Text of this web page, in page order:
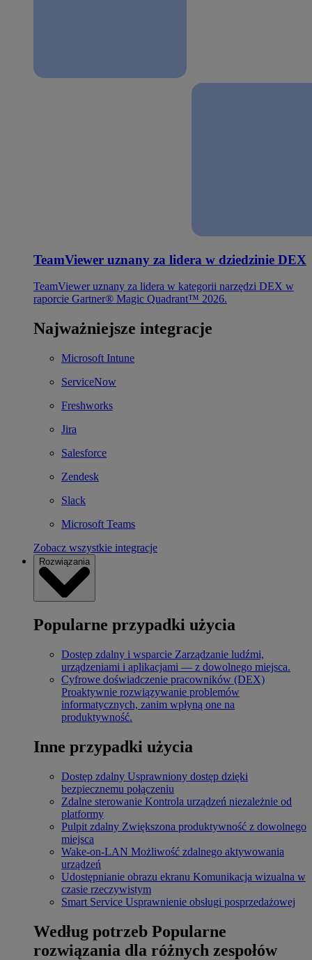
TeamViewer uznany za lidera w dziedzinie DEX
TeamViewer uznany za lidera w kategorii narzędzi DEX w
raporcie Gartner® Magic Quadrant™ 2026.
Najważniejsze integracje
Microsoft Intune
ServiceNow
Freshworks
Jira
Salesforce
Zendesk
Slack
Microsoft Teams
Zobacz wszystkie integracje
Rozwiązania
Popularne przypadki użycia
Dostęp zdalny i wsparcie Zarządzanie ludźmi,
urządzeniami i aplikacjami — z dowolnego miejsca.
Cyfrowe doświadczenie pracowników (DEX)
Proaktywnie rozwiązywanie problemów
informatycznych, zanim wpłyną one na
produktywność.
Inne przypadki użycia
Dostęp zdalny Usprawniony dostęp dzięki
bezpiecznemu połączeniu
Zdalne sterowanie Kontrola urządzeń niezależnie od
platformy
Pulpit zdalny Zwiększona produktywność z dowolnego
miejsca
Wake-on-LAN Możliwość zdalnego aktywowania
urządzeń
Udostępnianie obrazu ekranu Komunikacja wizualna w
czasie rzeczywistym
Smart Service Usprawnienie obsługi posprzedażowej
Według potrzeb Popularne
rozwiązania dla różnych zespołów